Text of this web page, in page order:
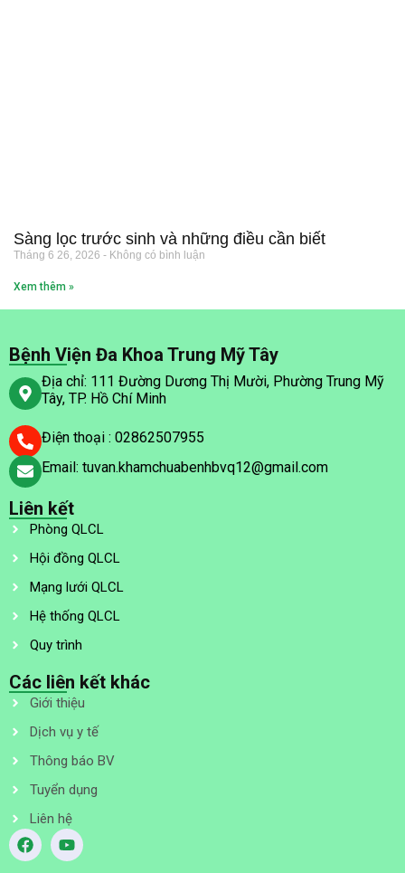
Sàng lọc trước sinh và những điều cần biết
Tháng 6 26, 2026 Không có bình luận
Xem thêm »
Bệnh Viện Đa Khoa Trung Mỹ Tây
Địa chỉ: 111 Đường Dương Thị Mười, Phường Trung Mỹ
Tây, TP. Hồ Chí Minh
Điện thoại : 02862507955
Email: tuvan.khamchuabenhbvq12@gmail.com
Liên kết
Phòng QLCL
Hội đồng QLCL
Mạng lưới QLCL
Hệ thống QLCL
Quy trình
Các liên kết khác
Giới thiệu
Dịch vụ y tế
Thông báo BV
Tuyển dụng
Liên hệ